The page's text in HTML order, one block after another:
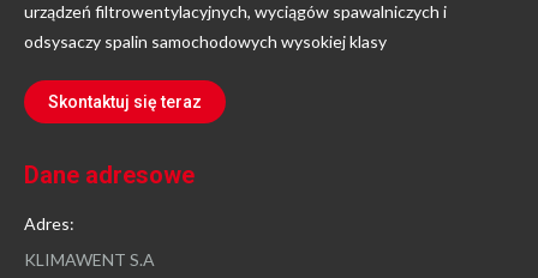
urządzeń filtrowentylacyjnych, wyciągów spawalniczych i
odsysaczy spalin samochodowych wysokiej klasy
Skontaktuj się teraz
Dane adresowe
Adres:
KLIMAWENT S.A